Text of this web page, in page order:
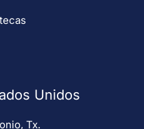
Unidos
Tx.